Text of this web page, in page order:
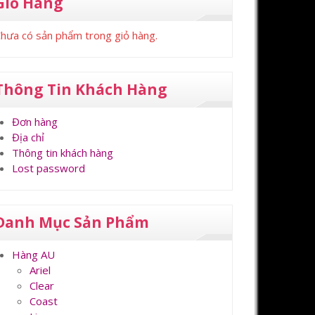
có sản phẩm trong giỏ hàng.
Tin Khách Hàng
Đơn hàng
Địa chỉ
Thông tin khách hàng
Lost password
Mục Sản Phẩm
Hàng AU
Ariel
Clear
Coast